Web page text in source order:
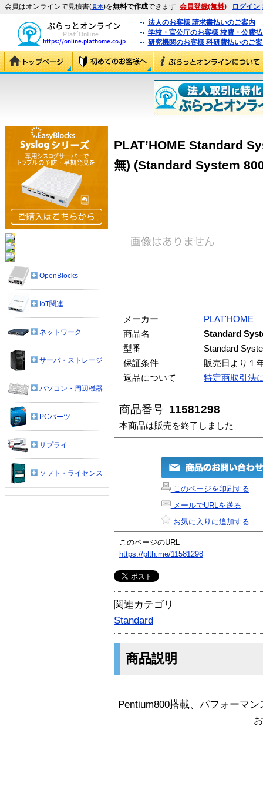
会員はオンラインで見積書(見本)を無料で作成できます 会員登録(無料) ログイン
法人のお客様 請求書払いのご案内
学校・官公庁のお客様 校費・公費
研究機関のお客様 科研費払いのご
PLAT’HOME Standard
無) (Standard System
メーカー
PLAT'HOME
商品名
Standard
型番
Standard
保証条件
販売日より１
返品について
特定商取引法
商品番号 11581298
本商品は販売を終了しました
このページを印刷する
メールでURLを送る
お気に入りに追加する
このページのURL
https://plth.me/11581298
関連カテゴリ
Standard
商品説明
Pentium800搭載、パフォーマ
OpenBlocks
IoT関連
ネットワーク
サーバ・ストレージ
パソコン・周辺機器
PCパーツ
サプライ
ソフト・ライセンス